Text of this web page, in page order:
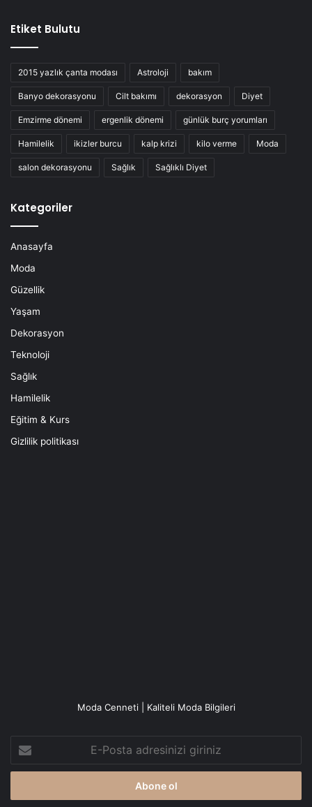
Etiket Bulutu
2015 yazlık çanta modası Astroloji bakım
Banyo dekorasyonu Cilt bakımı dekorasyon Diyet
Emzirme dönemi ergenlik dönemi günlük burç yorumları
Hamilelik ikizler burcu kalp krizi kilo verme Moda
salon dekorasyonu Sağlık Sağlıklı Diyet
Kategoriler
Anasayfa
Moda
Güzellik
Yaşam
Dekorasyon
Teknoloji
Sağlık
Hamilelik
Eğitim & Kurs
Gizlilik politikası
Moda Cenneti | Kaliteli Moda Bilgileri
Posta
adresinizi